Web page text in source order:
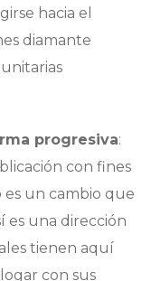
hacia el
diamante
progresiva:
con fines
es un cambio que
es una dirección
tienen aquí
con sus